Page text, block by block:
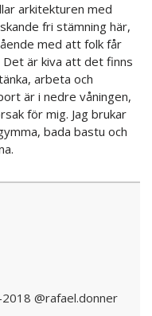
arkitekturen med
fri stämning här,
med att folk får
Det är kiva att det finns
arbeta och
är i nedre våningen,
för mig. Jag brukar
bada bastu och
@rafael.donner